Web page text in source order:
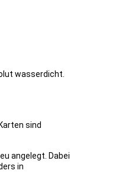
wasserdicht.
sind
angelegt. Dabei
in